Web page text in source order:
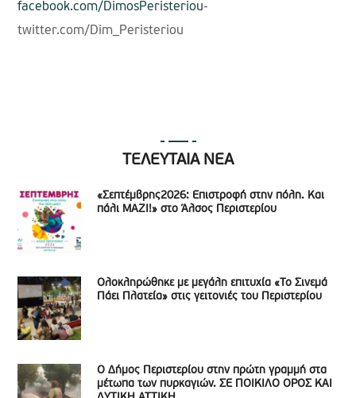
facebook.com/DimosPeristeriou-
twitter.com/Dim_Peristeriou
ΤΕΛΕΥΤΑΙΑ ΝΕΑ
«Σεπτέμβρης2026: Επιστροφή στην πόλη. Και
πάλι ΜΑΖΙ!» στο Άλσος Περιστερίου
Ολοκληρώθηκε με μεγάλη επιτυχία «Το Σινεμά
Πάει Πλατεία» στις γειτονιές του Περιστερίου
Ο Δήμος Περιστερίου στην πρώτη γραμμή στα
μέτωπα των πυρκαγιών. ΣΕ ΠΟΙΚΙΛΟ ΟΡΟΣ ΚΑΙ